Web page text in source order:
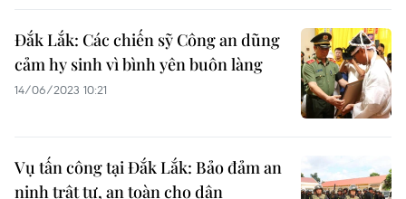
Đắk Lắk: Các chiến sỹ Công an dũng
cảm hy sinh vì bình yên buôn làng
14/06/2023 10:21
Vụ tấn công tại Đắk Lắk: Bảo đảm an
ninh trật tự, an toàn cho dân